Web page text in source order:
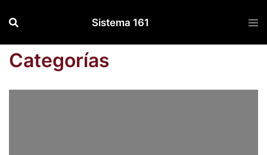
Sistema 161
Categorías